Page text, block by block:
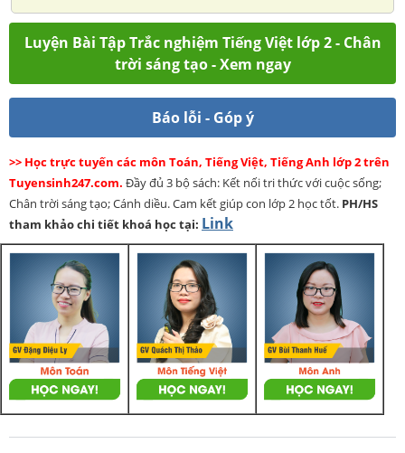
Luyện Bài Tập Trắc nghiệm Tiếng Việt lớp 2 - Chân
trời sáng tạo - Xem ngay
Báo lỗi - Góp ý
>> Học trực tuyến các môn Toán, Tiếng Việt, Tiếng Anh lớp 2 trên
Tuyensinh247.com. Đầy đủ 3 bộ sách: Kết nối tri thức với cuộc sống;
Chân trời sáng tạo; Cánh diều. Cam kết giúp con lớp 2 học tốt. PH/HS
tham khảo chi tiết khoá học tại: Link